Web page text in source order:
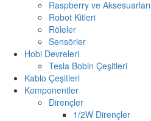
Raspberry ve Aksesuarları
Robot Kitleri
Röleler
Sensörler
Hobi Devreleri
Tesla Bobin Çeşitleri
Kablo Çeşitleri
Komponentler
Dirençler
1/2W Dirençler